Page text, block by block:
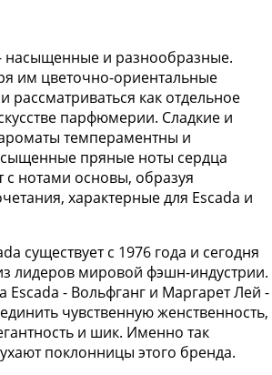
насыщенные и разнообразные.
им цветочно-ориентальные
рассматриваться как отдельное
парфюмерии. Сладкие и
темпераментны и
пряные ноты сердца
с нотами основы, образуя
характерные для Escada и
существует с 1976 года и сегодня
лидеров мировой фэшн-индустрии.
Escada - Вольфганг и Маргарет Лей -
чувственную женственность,
и шик. Именно так
поклонницы этого бренда.